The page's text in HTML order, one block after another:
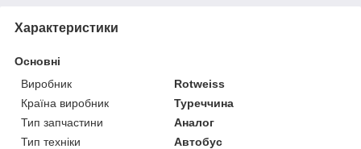
Характеристики
Основні
Виробник
Rotweiss
Країна виробник
Туреччина
Тип запчастини
Аналог
Тип техніки
Автобус